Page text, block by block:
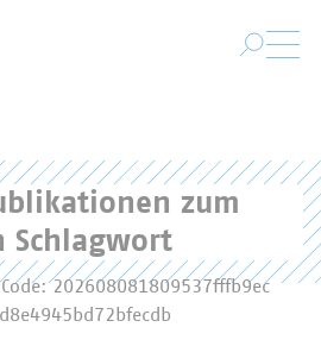
zum
Schlagwort
202608081809537fffb9ec